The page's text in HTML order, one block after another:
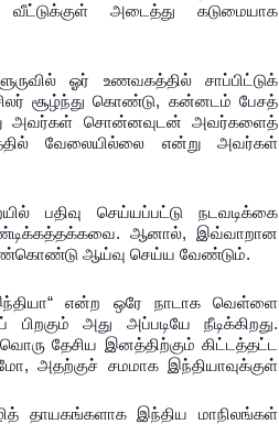
அடைத்து கடுமையாக
ஓர் உணவகத்தில் சாப்பிட்டுக்
சூழ்ந்து கொண்டு, கன்னடம் பேசத்
என்று அவர்கள் சொன்னவுடன் அவர்களைத்
வேலையில்லை என்று அவர்கள்
பதிவு செய்யப்பட்டு நடவடிக்கை
கண்டிக்கத்தக்கவை. ஆனால், இவ்வாறான
ஆய்வு செய்ய வேண்டும்.
என்ற ஒரே நாடாக வெள்ளை
அது அப்படியே நீடிக்கிறது.
தேசிய இனத்திற்கும் கிட்டத்தட்ட
அதற்குச் சமமாக இந்தியாவுக்குள்
தாயகங்களாக இந்திய மாநிலங்கள்